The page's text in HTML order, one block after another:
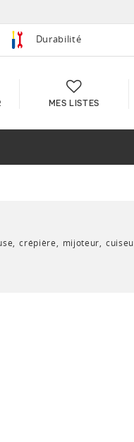
Durabilité
MES LISTES
crépière, mijoteur,